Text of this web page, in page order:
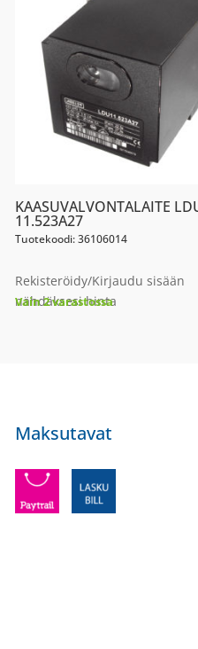
KAASUVALVONTALAITE
11.523A27
Tuotekoodi: 36106014
Rekisteröidy/Kirjaudu sisään
nähdäksesi hinta
Vain 2 varastossa
Maksutavat